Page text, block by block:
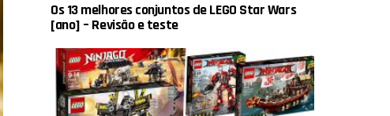
Os 13 melhores conjuntos de LEGO Star Wars
[ano] – Revisão e teste